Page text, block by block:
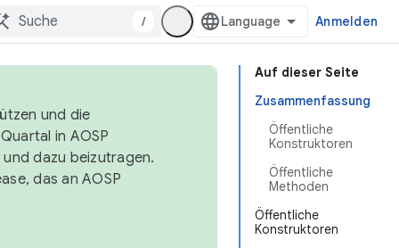
/ Anmelden
Auf dieser Seite
Zusammenfassung
Öffentliche
Konstruktoren
Öffentliche
Methoden
Öffentliche
Konstruktoren
und die
in AOSP
und dazu beizutragen.
das an AOSP